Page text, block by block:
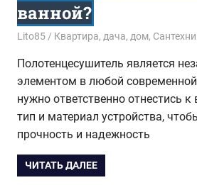
ванной?
22.11.2016
Lito85 Квартира, дача, дом,
Полотенцесушитель является
элементом в любой
нужно ответственно отнестись
тип и материал устройства,
прочность и надежность
ЧИТАТЬ ДАЛЕЕ